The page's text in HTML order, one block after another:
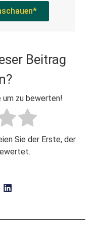
Beitrag
um zu bewerten!
Sie der Erste, der